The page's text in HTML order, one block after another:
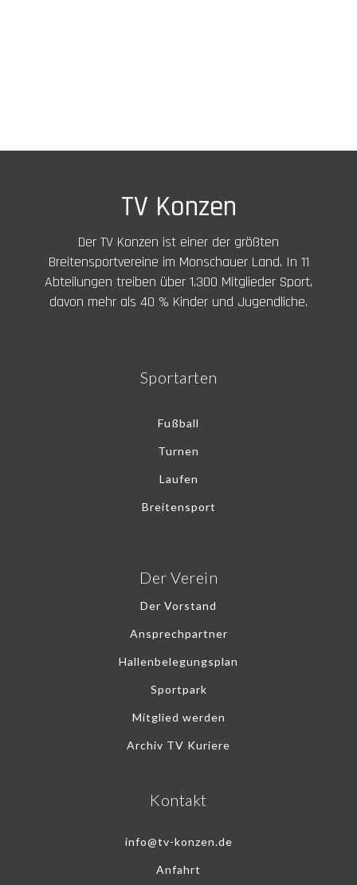
TV Konzen
Der TV Konzen ist einer der größten
Breitensportvereine im Monschauer Land. In 11
Abteilungen treiben über 1.300 Mitglieder Sport,
davon mehr als 40 % Kinder und Jugendliche.
Sportarten
Fußball
Turnen
Laufen
Breitensport
Der Verein
Der Vorstand
Ansprechpartner
Hallenbelegungsplan
Sportpark
Mitglied werden
Archiv TV Kuriere
Kontakt
info@tv-konzen.de
Anfahrt